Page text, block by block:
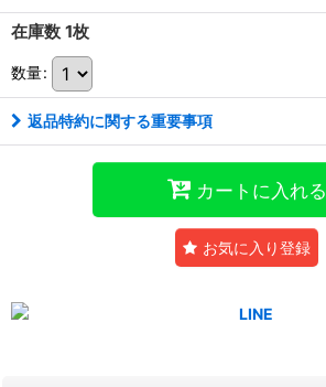
在庫数 1枚
数量:
返品特約に関する重要事項
カートに入れる
お気に入り登録